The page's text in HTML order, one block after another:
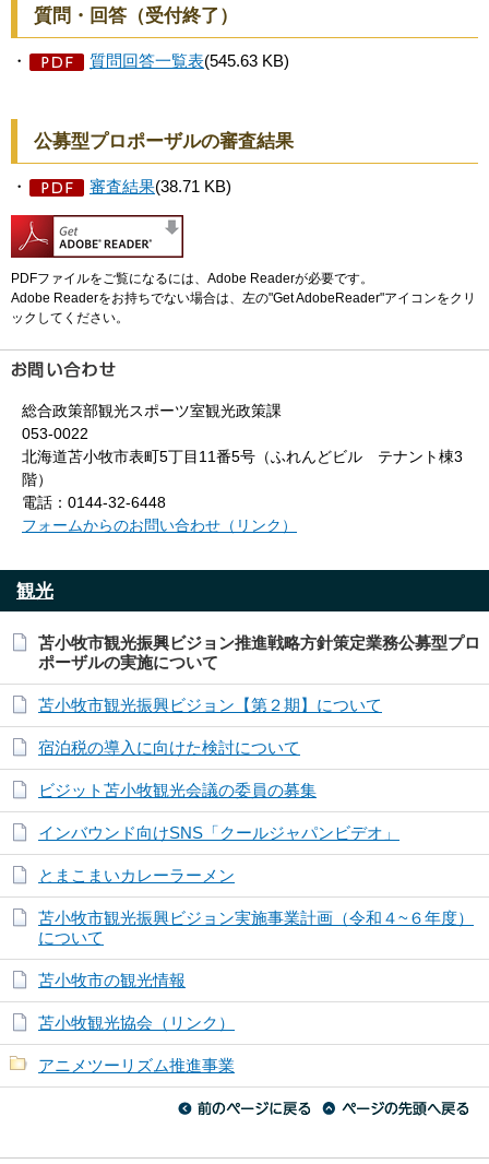
質問・回答（受付終了）
・ 質問回答一覧表(545.63 KB)
公募型プロポーザルの審査結果
・ 審査結果(38.71 KB)
PDFファイルをご覧になるには、Adobe Readerが必要です。
Adobe Readerをお持ちでない場合は、左の"Get AdobeReader"アイコンをクリ
ックしてください。
総合政策部観光スポーツ室観光政策課
053-0022
北海道苫小牧市表町5丁目11番5号（ふれんどビル テナント棟3
階）
電話：0144-32-6448
フォームからのお問い合わせ（リンク）
観光
苫小牧市観光振興ビジョン推進戦略方針策定業務公募型プロ
ポーザルの実施について
苫小牧市観光振興ビジョン【第２期】について
宿泊税の導入に向けた検討について
ビジット苫小牧観光会議の委員の募集
インバウンド向けSNS「クールジャパンビデオ」
とまこまいカレーラーメン
苫小牧市観光振興ビジョン実施事業計画（令和４~６年度）
について
苫小牧市の観光情報
苫小牧観光協会（リンク）
アニメツーリズム推進事業